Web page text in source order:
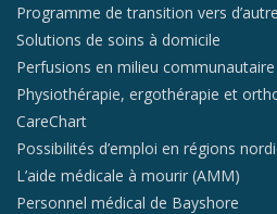
Programme de transition vers
Solutions de soins à domicile
Perfusions en milieu
Physiothérapie, ergothérapie et
CareChart
Possibilités d’emploi en régions
L’aide médicale à mourir (AMM)
Personnel médical de Bayshore